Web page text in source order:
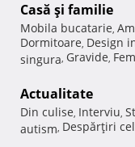
Casă şi familie
Mobila bucatarie,
Dormitoare, Design
singura, Gravide,
Actualitate
Din culise, Interviu,
autism, Despărţiri